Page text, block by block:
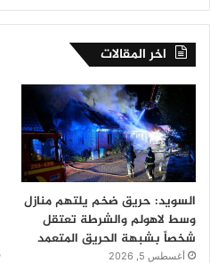
اخر المقالات
السويد: حريق ضخم يلتهم منازل
وسط لاهولم والشرطة تعتقل
شخصاً بشبهة الحريق المتعمد
أغسطس 5, 2026